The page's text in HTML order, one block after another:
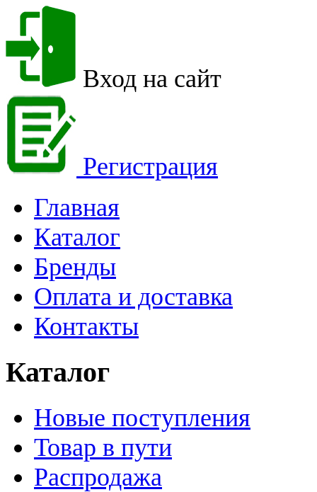
Вход на сайт
Регистрация
Главная
Каталог
Бренды
Оплата и доставка
Контакты
Каталог
Новые поступления
Товар в пути
Распродажа